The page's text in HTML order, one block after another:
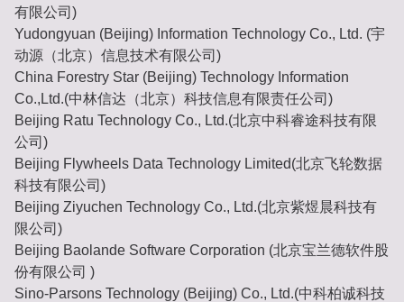
有限公司)
Yudongyuan (Beijing) Information Technology Co., Ltd. (宇
动源（北京）信息技术有限公司)
China Forestry Star (Beijing) Technology Information
Co.,Ltd.(中林信达（北京）科技信息有限责任公司)
Beijing Ratu Technology Co., Ltd.(北京中科睿途科技有限
公司)
Beijing Flywheels Data Technology Limited(北京飞轮数据
科技有限公司)
Beijing Ziyuchen Technology Co., Ltd.(北京紫煜晨科技有
限公司)
Beijing Baolande Software Corporation (北京宝兰德软件股
份有限公司 )
Sino-Parsons Technology (Beijing) Co., Ltd.(中科柏诚科技